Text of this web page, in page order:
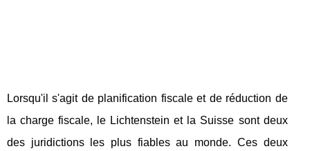
Lorsqu'il s'agit de planification fiscale et de réduction de
la charge fiscale, le Lichtenstein et la Suisse sont deux
des juridictions les plus fiables au monde. Ces deux